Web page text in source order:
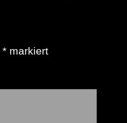
*markiert